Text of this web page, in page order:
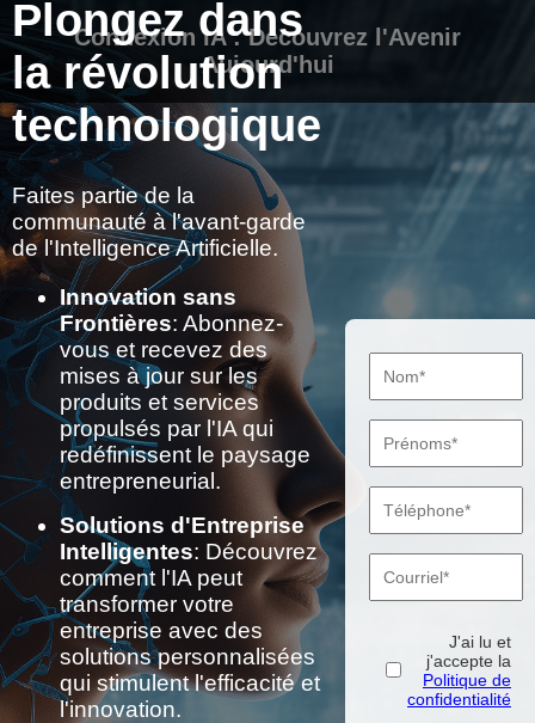
Connexion IA : Découvrez l'Avenir
Aujourd'hui
Plongez dans
la révolution
technologique
Faites partie de la
communauté à l'avant-garde
de l'Intelligence Artificielle.
Innovation sans
Frontières: Abonnez-
vous et recevez des
mises à jour sur les
produits et services
propulsés par l'IA qui
redéfinissent le paysage
entrepreneurial.
Solutions d'Entreprise
Intelligentes: Découvrez
comment l'IA peut
transformer votre
entreprise avec des
solutions personnalisées
qui stimulent l'efficacité et
l'innovation.
J'ai lu et
j'accepte la
Politique de
confidentialité